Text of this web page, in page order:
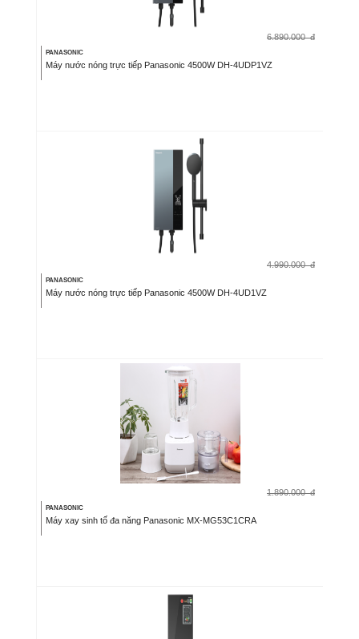
6.890.000 đ
PANASONIC
Máy nước nóng trực tiếp Panasonic 4500W DH-4UDP1VZ
4.990.000 đ
PANASONIC
Máy nước nóng trực tiếp Panasonic 4500W DH-4UD1VZ
1.890.000 đ
PANASONIC
Máy xay sinh tố đa năng Panasonic MX-MG53C1CRA